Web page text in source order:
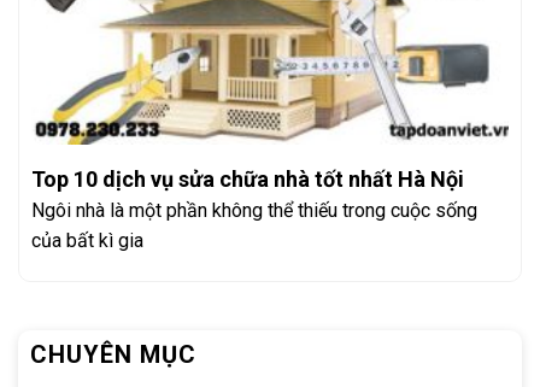
CHUYÊN MỤC
Top 10 dịch vụ sửa chữa nhà tốt nhất Hà Nội
Ngôi nhà là một phần không thể thiếu trong cuộc sống
của bất kì gia